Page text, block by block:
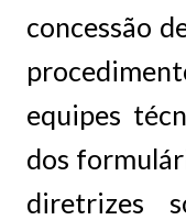
concessão
equipes
dos
diretrizes